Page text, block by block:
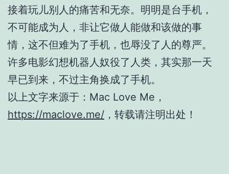
接着玩儿别人的痛苦和无奈。明明是台手机，
不可能成为人，非让它做人能做和该做的事
情，这不但难为了手机，也辱没了人的尊严。
许多电影幻想机器人奴役了人类，其实那一天
早已到来，不过主角换成了手机。
以上文字来源于：Mac Love Me，
https://maclove.me/ ，转载请注明出处！